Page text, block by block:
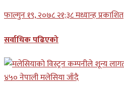
फाल्गुन १९, २०७८ २१;३८ मध्यान्ह प्रकाशित
सर्वाधिक पढिएको